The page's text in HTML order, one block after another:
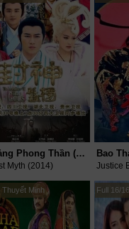
Tân Bảng Phong Thần (Phần 1)
Myth (2014) Justice
Thuyết Minh Full 16/